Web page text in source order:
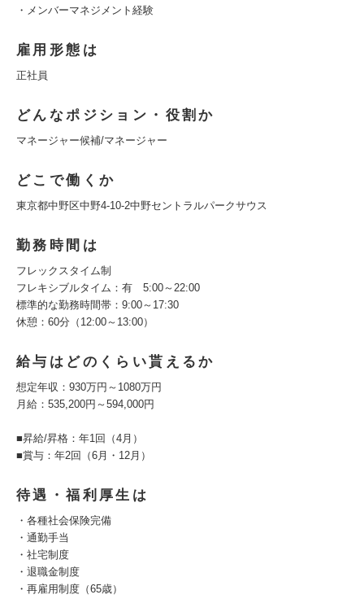
・メンバーマネジメント経験
雇用形態は
正社員
どんなポジション・役割か
マネージャー候補/マネージャー
どこで働くか
東京都中野区中野4-10-2中野セントラルパークサウス
勤務時間は
フレックスタイム制
フレキシブルタイム：有 5:00～22:00
標準的な勤務時間帯：9:00～17:30
休憩：60分（12:00～13:00）
給与はどのくらい貰えるか
想定年収：930万円～1080万円
月給：535,200円～594,000円
■昇給/昇格：年1回（4月）
■賞与：年2回（6月・12月）
待遇・福利厚生は
・各種社会保険完備
・通勤手当
・社宅制度
・退職金制度
・再雇用制度（65歳）